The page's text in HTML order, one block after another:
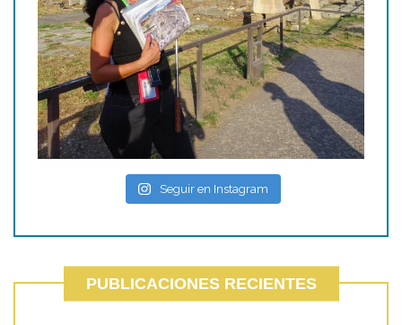
Seguir en Instagram
PUBLICACIONES RECIENTES